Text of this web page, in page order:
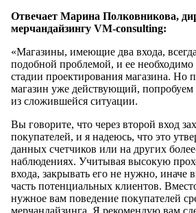
Отвечает Марина Полковникова,
мерчандайзингу VM-consulting:
«Магазины, имеющие два входа,
подобной проблемой, и ее
стадии проектирования магазина. Но
магазин уже действующий,
из сложившейся ситуации.
Вы говорите, что через второй вход
покупателей, и я надеюсь, что это
данных счетчиков или на других
наблюдениях. Учитывая высокую
входа, закрывать его не нужно, иначе
часть потенциальных клиентов.
нужное вам поведение покупателей